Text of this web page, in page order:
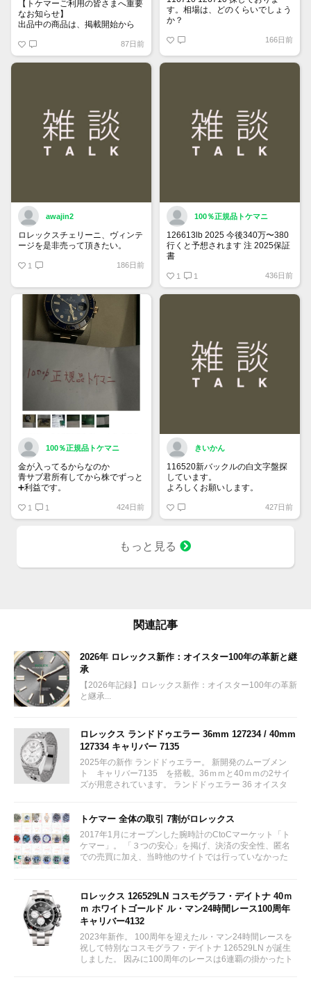
【トケマーご利用の皆さまへ重要
なお知らせ】
出品中の商品は、掲載開始から
「下書き」へ戻ります。
トップページでお気に入り登録が
できるようになりました。
87日前
す。相場は、どのくらいでしょう
か？
166日前
awajin2
ロレックスチェリーニ、ヴィンテ
ージを是非売って頂きたい。
1 186日前
100％正規品トケマニ
126613lb 2025 今後340万〜380
行くと予想されます 注 2025保証
書
2025/ @Watch_Monster_より
1 1 436日前
100％正規品トケマニ
金が入ってるからなのか
青サブ君所有してから株でずっと
➕利益です。
銘柄番号7932 ニッピ
1 1 424日前
きいかん
116520新バックルの白文字盤探
しています。
よろしくお願いします。
427日前
もっと見る
関連記事
2026年 ロレックス新作：オイスター100年の革新と継
承
【2026年記録】ロレックス新作：オイスター100年の革新
と継承...
ロレックス ランドドゥエラー 36mm 127234 / 40mm
127334 キャリバー 7135
2025年の新作 ランドドゥエラー。 新開発のムーブメン
ト キャリバー7135 を搭載。36ｍｍと40ｍｍの2サイ
ズが用意されています。 ランドドゥエラー 36 オイスタ
トケマー 全体の取引 7割がロレックス
2017年1月にオープンした腕時計のCtoCマーケット「ト
ケマー」。 「３つの安心」を掲げ、決済の安全性、匿名
での売買に加え、当時他のサイトでは行っていなかった
ロレックス 126529LN コスモグラフ・デイトナ 40ｍ
ｍ ホワイトゴールド ル・マン24時間レース100周年
キャリバー4132
2023年新作。 100周年を迎えたル・マン24時間レースを
祝して特別なコスモグラフ・デイトナ 126529LN が誕生
しました。 因みに100周年のレースは6連覇の掛かったト